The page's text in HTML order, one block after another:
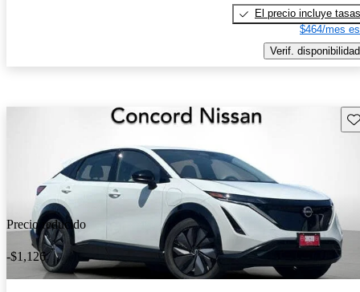
El precio incluye tasas
$464/mes
Verif. disponibilidad
Precio reducido
-$1,126